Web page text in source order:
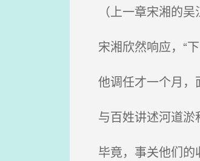
（上一章宋湘的吴
宋湘欣然响应，“
他调任才一个月，
与百姓讲述河道淤
毕竟，事关他们的